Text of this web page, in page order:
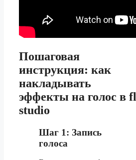
Пошаговая
инструкция: как
накладывать
эффекты на голос в fl
studio
Шаг 1: Запись
голоса